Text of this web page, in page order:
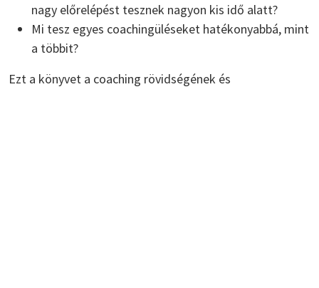
nagy előrelépést tesznek nagyon kis idő alatt?
Mi tesz egyes coachingüléseket hatékonyabbá, mint
a többit?
Ezt a könyvet a coaching rövidségének és